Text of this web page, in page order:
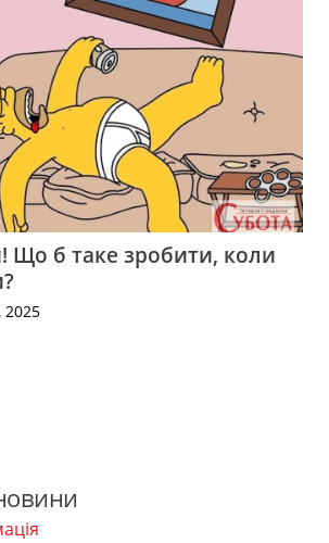
Що б таке зробити, коли
2025